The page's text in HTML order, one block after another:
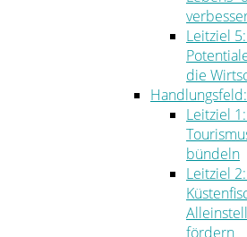
Leitziel
die
Leitziel
bündeln
Leitziel
fördern